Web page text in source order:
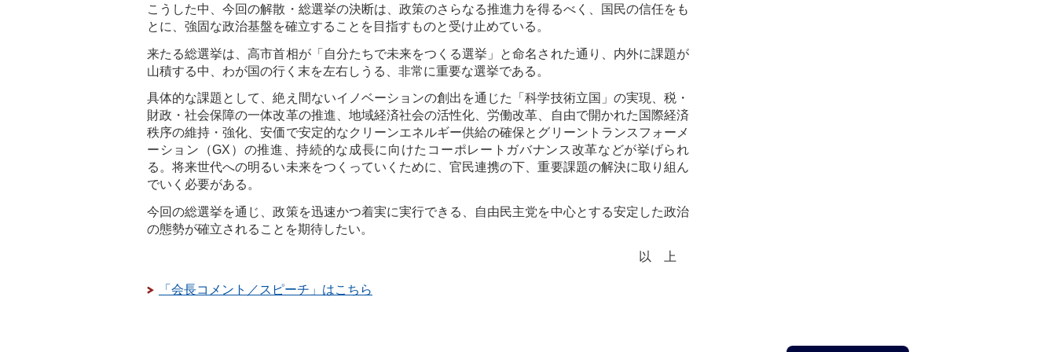
こうした中、今回の解散・総選挙の決断は、政策のさらなる推進力を得るべく、国民の信任をも
とに、強固な政治基盤を確立することを目指すものと受け止めている。
来たる総選挙は、高市首相が「自分たちで未来をつくる選挙」と命名された通り、内外に課題が
山積する中、わが国の行く末を左右しうる、非常に重要な選挙である。
具体的な課題として、絶え間ないイノベーションの創出を通じた「科学技術立国」の実現、税・
財政・社会保障の一体改革の推進、地域経済社会の活性化、労働改革、自由で開かれた国際経済
秩序の維持・強化、安価で安定的なクリーンエネルギー供給の確保とグリーントランスフォーメ
ーション（GX）の推進、持続的な成長に向けたコーポレートガバナンス改革などが挙げられ
る。将来世代への明るい未来をつくっていくために、官民連携の下、重要課題の解決に取り組ん
でいく必要がある。
今回の総選挙を通じ、政策を迅速かつ着実に実行できる、自由民主党を中心とする安定した政治
の態勢が確立されることを期待したい。
以上
「会長コメント／スピーチ」はこちら